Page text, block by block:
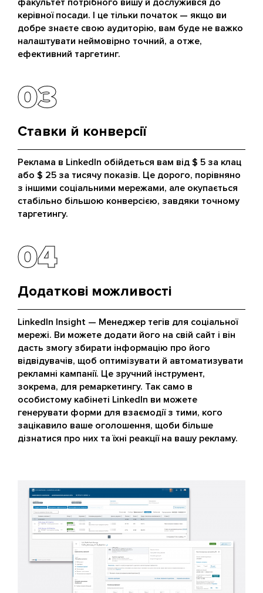
факультет потрібного вишу й дослужився до
керівної посади. І це тільки початок — якщо ви
добре знаєте свою аудиторію, вам буде не важко
налаштувати неймовірно точний, а отже,
ефективний таргетинг.
03
03
Ставки й конверсії
Реклама в LinkedIn обійдеться вам від $ 5 за клац
або $ 25 за тисячу показів. Це дорого, порівняно
з іншими соціальними мережами, але окупається
стабільно більшою конверсією, завдяки точному
таргетингу.
04
04
Додаткові можливості
LinkedIn Insight — Менеджер тегів для соціальної
мережі. Ви можете додати його на свій сайт і він
дасть змогу збирати інформацію про його
відвідувачів, щоб оптимізувати й автоматизувати
рекламні кампанії. Це зручний інструмент,
зокрема, для ремаркетингу. Так само в
особистому кабінеті LinkedIn ви можете
генерувати форми для взаємодії з тими, кого
зацікавило ваше оголошення, щоби більше
дізнатися про них та їхні реакції на вашу рекламу.